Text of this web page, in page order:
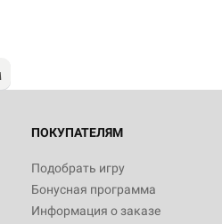
ПОКУПАТЕЛЯМ
Подобрать игру
Бонусная программа
Информация о заказе